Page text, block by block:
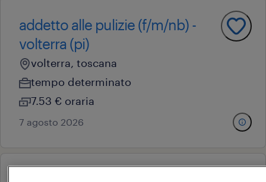
addetto alle pulizie (f/m/nb) -
volterra (pi)
volterra, toscana
tempo determinato
7.53 € oraria
7 agosto 2026